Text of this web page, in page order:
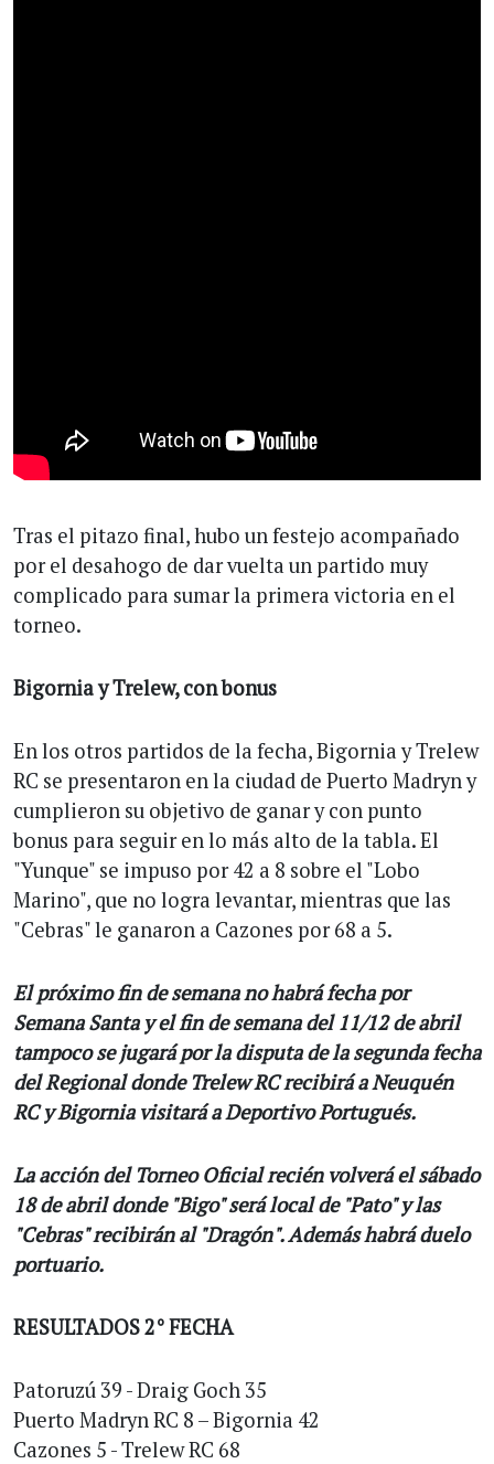
Tras el pitazo final, hubo un festejo acompañado
por el desahogo de dar vuelta un partido muy
complicado para sumar la primera victoria en el
torneo.
Bigornia y Trelew, con bonus
En los otros partidos de la fecha, Bigornia y Trelew
RC se presentaron en la ciudad de Puerto Madryn y
cumplieron su objetivo de ganar y con punto
bonus para seguir en lo más alto de la tabla. El
"Yunque" se impuso por 42 a 8 sobre el "Lobo
Marino", que no logra levantar, mientras que las
"Cebras" le ganaron a Cazones por 68 a 5.
El próximo fin de semana no habrá fecha por
Semana Santa y el fin de semana del 11/12 de abril
tampoco se jugará por la disputa de la segunda fecha
del Regional donde Trelew RC recibirá a Neuquén
RC y Bigornia visitará a Deportivo Portugués.
La acción del Torneo Oficial recién volverá el sábado
18 de abril donde "Bigo" será local de "Pato" y las
"Cebras" recibirán al "Dragón". Además habrá duelo
portuario.
RESULTADOS 2° FECHA
Patoruzú 39 - Draig Goch 35
Puerto Madryn RC 8 – Bigornia 42
Cazones 5 - Trelew RC 68